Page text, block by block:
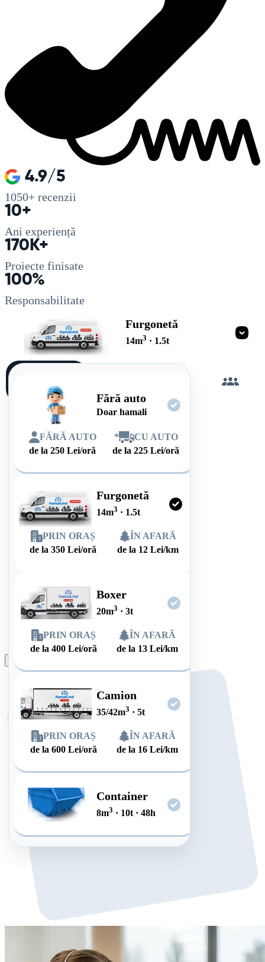
4.9/5
1050+ recenzii
10+
Ani experiență
170K+
Proiecte finisate
100%
Responsabilitate
Furgonetă
14m3 · 1.5t
Fără auto
Doar hamali
FĂRĂ AUTO
de la250 Lei/oră
*
CU AUTO
de la225 Lei/oră
Furgonetă
14m3 · 1.5t
PRIN ORAȘ
de la 350 Lei/oră
ÎN AFARĂ
de la 12 Lei/km
Boxer
20m3 · 3t
PRIN ORAȘ
de la400 Lei/oră
ÎN AFARĂ
de la 13 Lei/km
Camion
35/42m3 · 5t
PRIN ORAȘ
de la600 Lei/oră
ÎN AFARĂ
de la 16 Lei/km
Container
8m3 · 10t · 48h
singur
Plasează comanda